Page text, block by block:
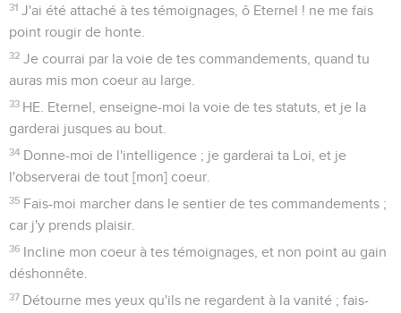
31 J'ai été attaché à tes témoignages, ô Eternel ! ne me fais
point rougir de honte.
32 Je courrai par la voie de tes commandements, quand tu
auras mis mon coeur au large.
33 HE. Eternel, enseigne-moi la voie de tes statuts, et je la
garderai jusques au bout.
34 Donne-moi de l'intelligence ; je garderai ta Loi, et je
l'observerai de tout [mon] coeur.
35 Fais-moi marcher dans le sentier de tes commandements ;
car j'y prends plaisir.
36 Incline mon coeur à tes témoignages, et non point au gain
déshonnête.
37 Détourne mes yeux qu'ils ne regardent à la vanité ; fais-